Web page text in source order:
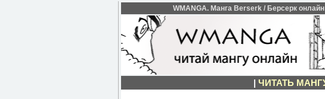
WMANGA. Манга Berserk / Берсерк
| ЧИТАТЬ